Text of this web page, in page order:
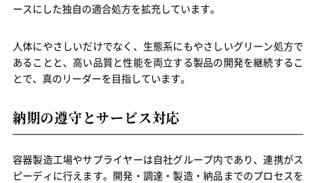
ースにした独自の適合処方を拡充しています。
人体にやさしいだけでなく、生態系にもやさしいグリーン処方で
あることと、高い品質と性能を両立する製品の開発を継続するこ
とで、真のリーダーを目指しています。
納期の遵守とサービス対応
容器製造工場やサプライヤーは自社グループ内であり、連携がス
ピーディに行えます。開発・調達・製造・納品までのプロセスを